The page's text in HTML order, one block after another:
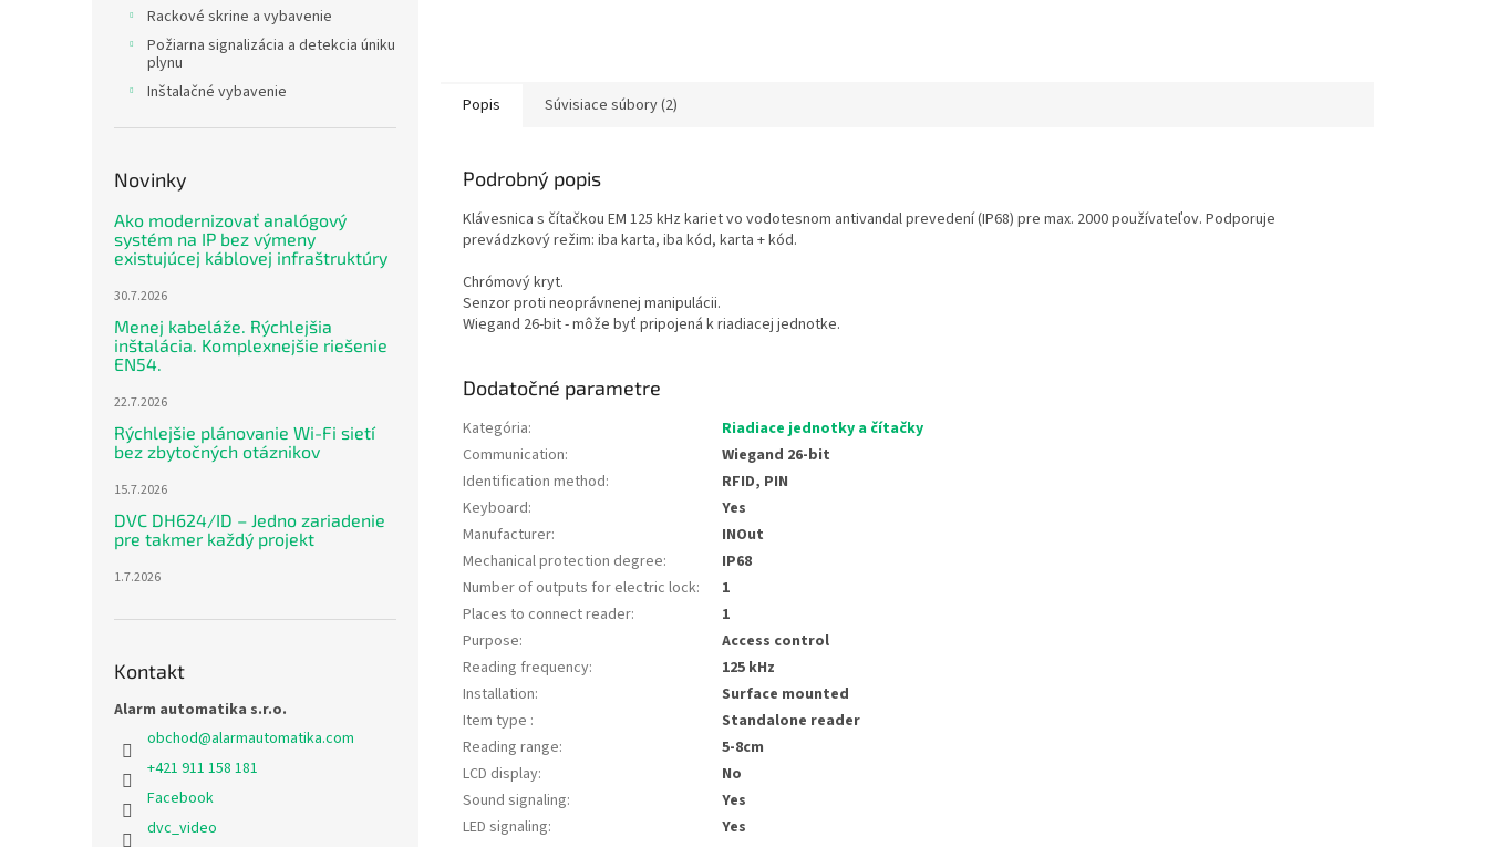
Rackové skrine a vybavenie
Požiarna signalizácia a detekcia úniku
plynu
Inštalačné vybavenie
Novinky
Ako modernizovať analógový
systém na IP bez výmeny
existujúcej káblovej infraštruktúry
30.7.2026
Menej kabeláže. Rýchlejšia
inštalácia. Komplexnejšie riešenie
EN54.
22.7.2026
Rýchlejšie plánovanie Wi-Fi sietí
bez zbytočných otáznikov
15.7.2026
DVC DH624/ID – Jedno zariadenie
pre takmer každý projekt
1.7.2026
Kontakt
Alarm automatika s.r.o.
obchod@alarmautomatika.com
+421 911 158 181
Facebook
dvc_video
Popis Súvisiace súbory (2)
Podrobný popis
Klávesnica s čítačkou EM 125 kHz kariet vo vodotesnom antivandal prevedení (IP68) pre max. 2000 používateľov. Podporuje
prevádzkový režim: iba karta, iba kód, karta + kód.
Chrómový kryt.
Senzor proti neoprávnenej manipulácii.
Wiegand 26-bit - môže byť pripojená k riadiacej jednotke.
Dodatočné parametre
Kategória:
Riadiace jednotky a čítačky
Communication:
Wiegand 26-bit
Identification method:
RFID, PIN
Keyboard:
Yes
Manufacturer:
INOut
Mechanical protection degree:
IP68
Number of outputs for electric lock:
1
Places to connect reader:
1
Purpose:
Access control
Reading frequency:
125 kHz
Installation:
Surface mounted
Item type :
Standalone reader
Reading range:
5-8cm
LCD display:
No
Sound signaling:
Yes
LED signaling:
Yes